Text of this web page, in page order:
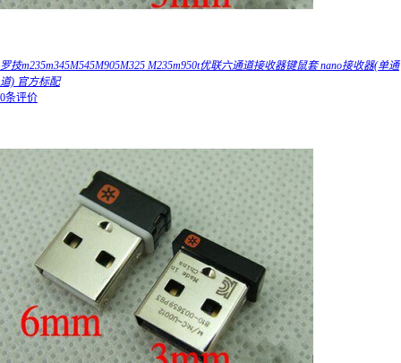
罗技m235m345M545M905M325 M235m950t优联六通道接收器键鼠套 nano接收器(单通
道) 官方标配
0条评价